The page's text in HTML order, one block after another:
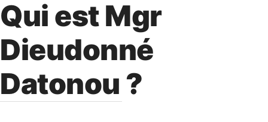
Qui est Mgr
Dieudonné
Datonou ?